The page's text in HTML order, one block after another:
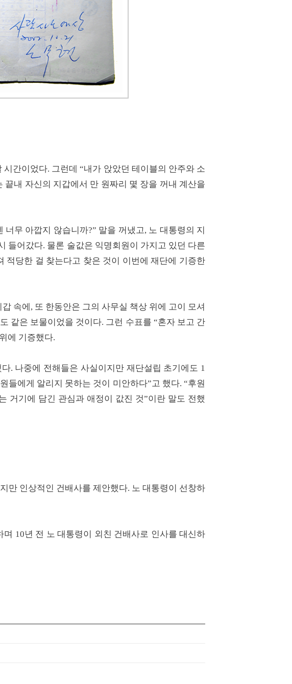
간이었다. 그런데 “내가 앉았던 테이블의 안주와 소
내 자신의 지갑에서 만 원짜리 몇 장을 꺼내 계산을
무 아깝지 않습니까?” 말을 꺼냈고, 노 대통령의 지
들어갔다. 물론 술값은 익명회원이 가지고 있던 다른
적당한 걸 찾는다고 찾은 것이 이번에 재단에 기증한
속에, 또 한동안은 그의 사무실 책상 위에 고이 모셔
같은 보물이었을 것이다. 그런 수표를 “혼자 보고 간
에 기증했다.
. 나중에 전해들은 사실이지만 재단설립 초기에도 1
들에게 알리지 못하는 것이 미안하다”고 했다. “후원
거기에 담긴 관심과 애정이 값진 것”이란 말도 전했
만 인상적인 건배사를 제안했다. 노 대통령이 선창하
10년 전 노 대통령이 외친 건배사로 인사를 대신하